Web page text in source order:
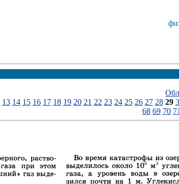
13 14 15 16 17 18 19 20 21 22 23 24 25 26 27 28 29
68 69 70 71